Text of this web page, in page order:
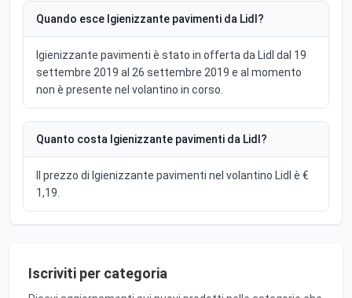
Quando esce Igienizzante pavimenti da Lidl?
Igienizzante pavimenti è stato in offerta da Lidl dal 19
settembre 2019 al 26 settembre 2019 e al momento
non è presente nel volantino in corso.
Quanto costa Igienizzante pavimenti da Lidl?
Il prezzo di Igienizzante pavimenti nel volantino Lidl è €
1,19.
Iscriviti per categoria